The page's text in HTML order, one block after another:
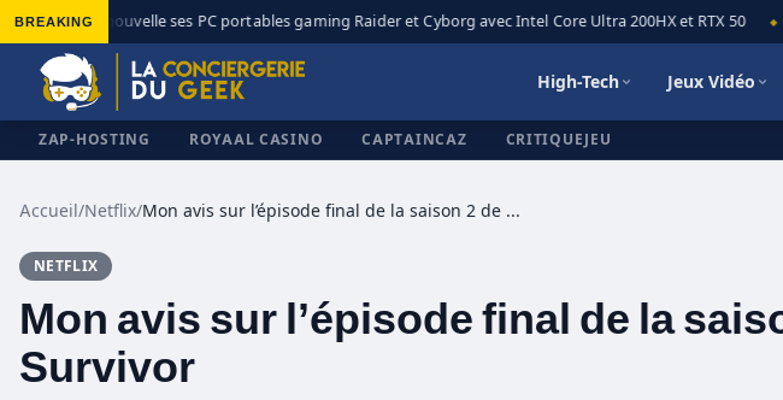
BREAKING
◆ MSI renouvelle ses PC portables gaming Raider et Cyborg avec Intel Core Ultra 200HX et RTX 50
High-Tech Jeux Vidéo
ZAP-HOSTING ROYAAL CASINO CAPTAINCAZ CRITIQUEJEU
Accueil/Netflix/ Mon avis sur l’épisode final de la saison 2 de Designated Survivor
NETFLIX
Mon avis sur l’épisode final de la
Survivor